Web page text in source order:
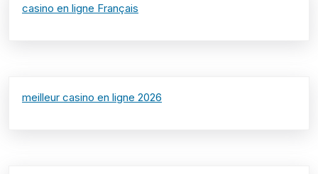
casino en ligne Français
meilleur casino en ligne 2026